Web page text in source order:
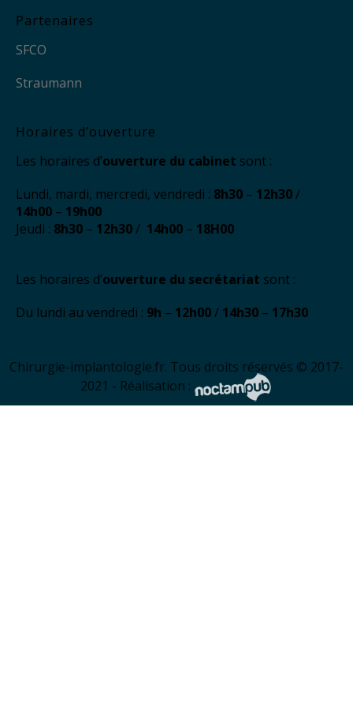
Partenaires
SFCO
Straumann
Horaires d’ouverture
Les horaires d’ouverture du cabinet sont :
Lundi, mardi, mercredi, vendredi : 8h30 – 12h30/
14h00 – 19h00
Jeudi : 8h30 – 12h30/ 14h00 – 18H00
Les horaires d’ouverture du secrétariat sont :
Du lundi au vendredi : 9h – 12h00/ 14h30 – 17h30
Chirurgie-implantologie.fr. Tous droits réservés © 2017-
2021 - Réalisation :